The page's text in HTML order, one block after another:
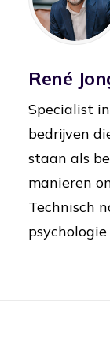
René
Specialist
bedrijven
staan als
manieren
Technisch